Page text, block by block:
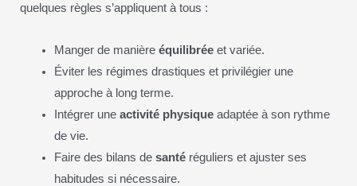
quelques règles s’appliquent à tous :
Manger de manièreéquilibrée et variée.
Éviter les régimes drastiques et privilégier une
approche à long terme.
Intégrer uneactivité physique adaptée à son rythme
de vie.
Faire des bilans desanté réguliers et ajuster ses
habitudes si nécessaire.